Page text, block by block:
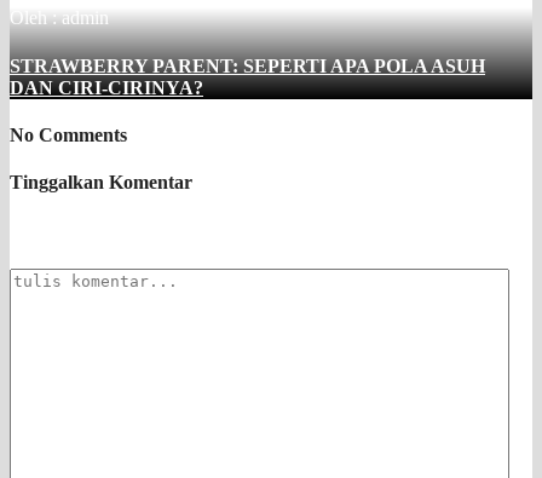
Oleh : admin
STRAWBERRY PARENT: SEPERTI APA POLA ASUH
DAN CIRI-CIRINYA?
No Comments
Tinggalkan Komentar